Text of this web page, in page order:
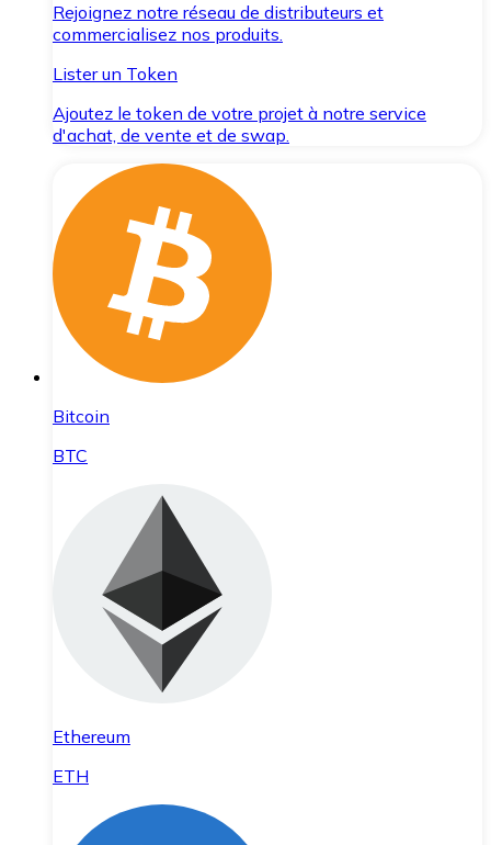
Rejoignez notre réseau de distributeurs et
commercialisez nos produits.
Lister un Token
Ajoutez le token de votre projet à notre service
d'achat, de vente et de swap.
Bitcoin
BTC
Ethereum
ETH